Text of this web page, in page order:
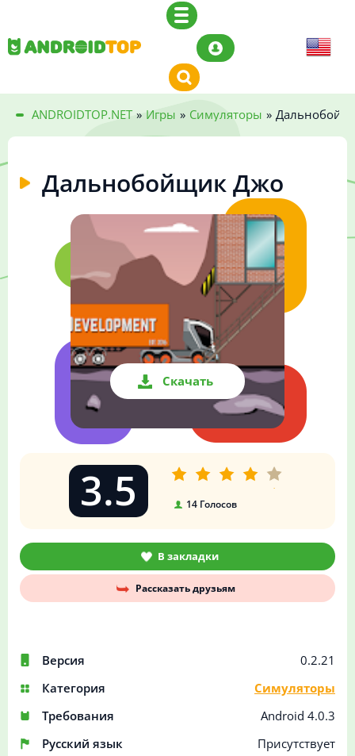
ANDROIDTOP.NET » Игры » Симуляторы »
Дальнобойщик Джо
Скачать
Версия
0.2.21
Категория
Симуляторы
Требования
Android 4.0.3
Русский язык
Присутствует
3.5 14 Голосов
В закладки
Рассказать друзьям